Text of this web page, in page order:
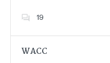
19
WACC